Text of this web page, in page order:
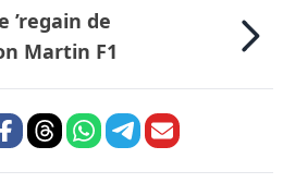
’regain de
Martin F1